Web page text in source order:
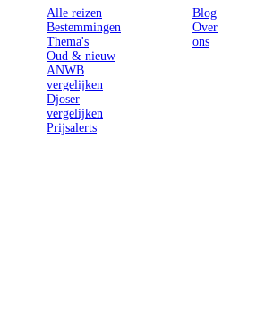
Alle reizen
Bestemmingen
Thema's
Oud & nieuw
ANWB
vergelijken
Djoser
vergelijken
Prijsalerts
Blog
Over
ons